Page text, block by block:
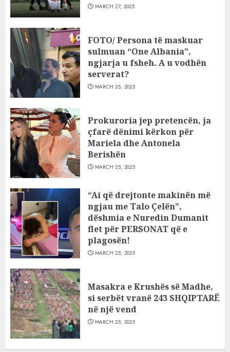
MARCH 27, 2025
FOTO/ Persona të maskuar
sulmuan “One Albania”,
ngjarja u fsheh. A u vodhën
serverat?
MARCH 25, 2025
Prokuroria jep pretencën, ja
çfarë dënimi kërkon për
Mariela dhe Antonela
Berishën
MARCH 25, 2025
“Ai që drejtonte makinën më
ngjau me Talo Çelën”,
dëshmia e Nuredin Dumanit
flet për PERSONAT që e
plagosën!
MARCH 25, 2025
Masakra e Krushës së Madhe,
si serbët vranë 243 SHQIPTARË
në një vend
MARCH 25, 2025